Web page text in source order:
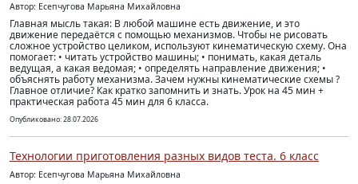
Автор: Есепчугова Марьяна Михайловна
Главная мысль такая: В любой машине есть движение, и это
движение передаётся с помощью механизмов. Чтобы не рисовать
сложное устройство целиком, используют кинематическую схему. Она
помогает: • читать устройство машины; • понимать, какая деталь
ведущая, а какая ведомая; • определять направление движения; •
объяснять работу механизма. Зачем нужны кинематические схемы ?
Главное отличие? Как кратко запомнить и знать. Урок на 45 мин +
практическая работа 45 мин для 6 класса.
Опубликовано: 28.07.2026
Технологии приготовления разных видов теста. 6 класс
Автор: Есепчугова Марьяна Михайловна